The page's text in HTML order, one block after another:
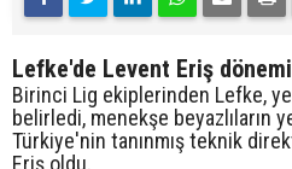
Lefke'de Levent Eriş dönemi
Birinci Lig ekiplerinden Lefke,
belirledi, menekşe beyazlıların
Türkiye'nin tanınmış teknik
Eriş oldu.